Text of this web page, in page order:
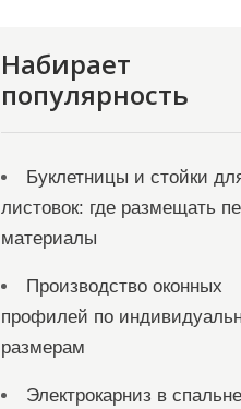
Набирает
популярность
Буклетницы и стойки
листовок: где размещать
материалы
Производство оконных
профилей по
размерам
Электрокарниз в